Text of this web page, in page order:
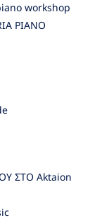
workshop
PIANO
ΣΤΟ Aktaion